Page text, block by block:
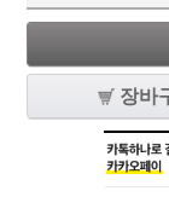
장바